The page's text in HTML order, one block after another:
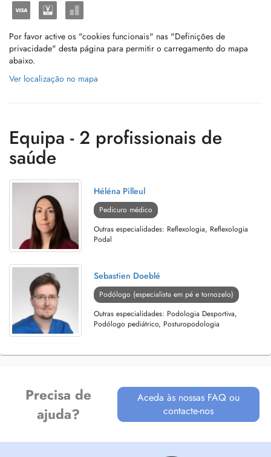
Por favor active os "cookies funcionais" nas "Definições de
privacidade" desta página para permitir o carregamento do mapa
abaixo.
Ver localização no mapa
Equipa - 2 profissionais de
saúde
Héléna Pilleul
Pedicuro médico
Outras especialidades: Reflexologia, Reflexologia
Podal
Sebastien Doeblé
Podólogo (especialista em pé e tornozelo)
Outras especialidades: Podologia Desportiva,
Podólogo pediátrico, Posturopodologia
Precisa de
ajuda?
Aceda às nossas FAQ ou
contacte-nos